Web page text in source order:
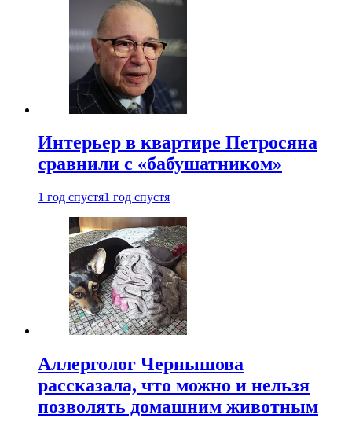
Интерьер в квартире Петросяна
сравнили с «бабушатником»
1 год спустя1 год спустя
Аллерголог Чернышова
рассказала, что можно и нельзя
позволять домашним животным